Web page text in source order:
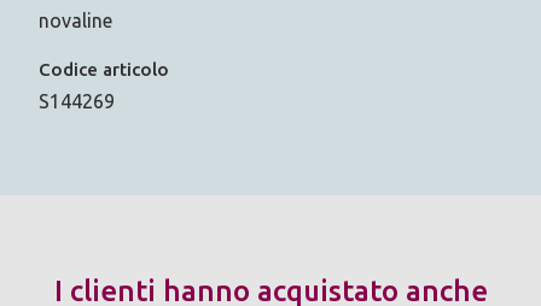
novaline
Codice articolo
S144269
I clienti hanno acquistato anche